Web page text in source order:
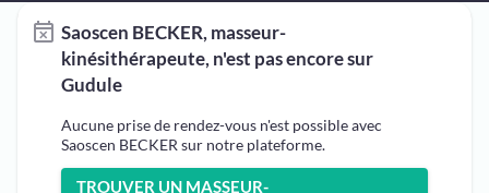
Saoscen BECKER, masseur-
kinésithérapeute, n'est pas encore sur
Gudule
Aucune prise de rendez-vous n'est possible avec
Saoscen BECKER sur notre plateforme.
TROUVER UN MASSEUR-